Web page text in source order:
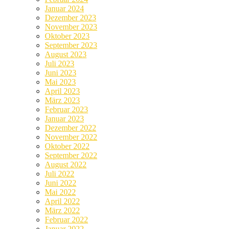
Januar 2024
Dezember 2023
November 2023
Oktober 2023
September 2023
August 2023
Juli 2023
Juni 2023
Mai 2023
April 2023
März 2023
Februar 2023
Januar 2023
Dezember 2022
November 2022
Oktober 2022
September 2022
August 2022
Juli 2022
Juni 2022
Mai 2022
April 2022
März 2022
Februar 2022